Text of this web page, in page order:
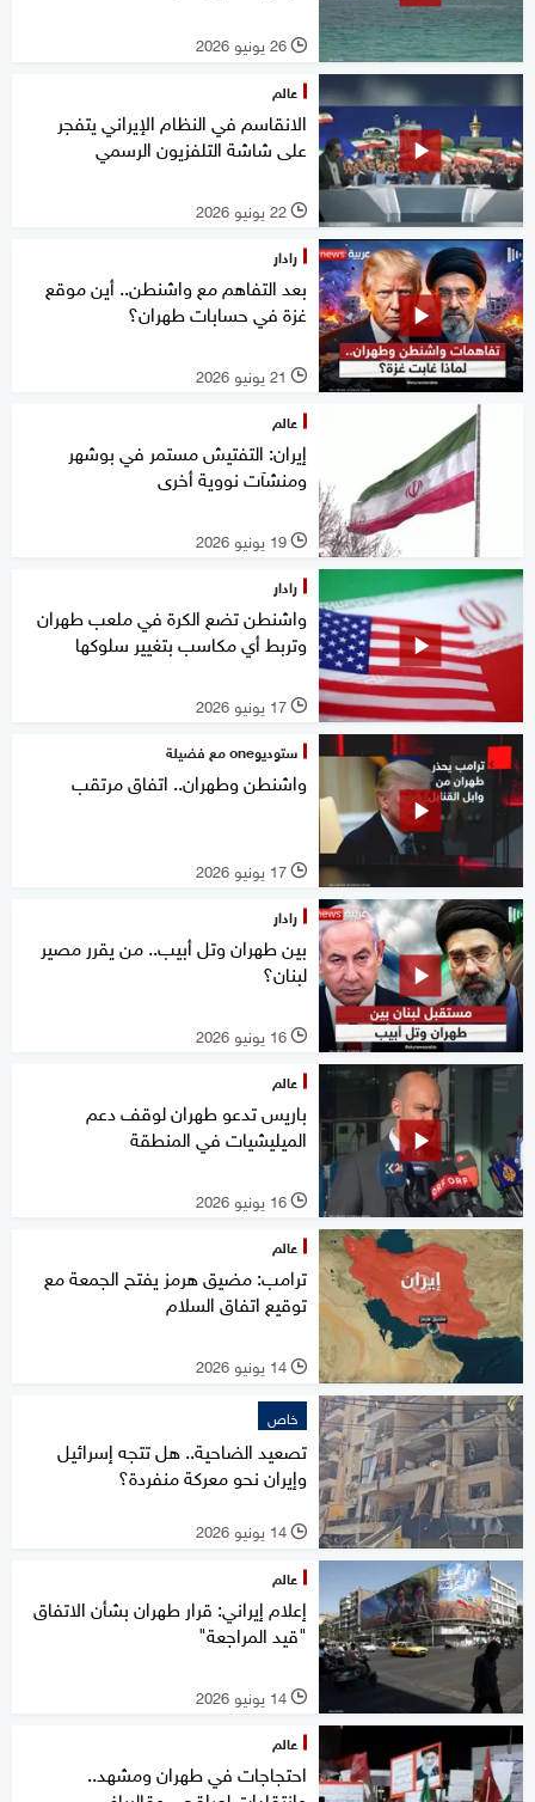
l 26 يونيو 2026
عالم
الانقاسم في النظام الإيراني يتفجر
على شاشة التلفزيون الرسمي
l 22 يونيو 2026
رادار
بعد التفاهم مع واشنطن.. أين موقع
غزة في حسابات طهران؟
l 21 يونيو 2026
عالم
إيران: التفتيش مستمر في بوشهر
ومنشآت نووية أخرى
l 19 يونيو 2026
رادار
واشنطن تضع الكرة في ملعب طهران
وتربط أي مكاسب بتغيير سلوكها
l 17 يونيو 2026
ستوديوone مع فضيلة
واشنطن وطهران.. اتفاق مرتقب
l 17 يونيو 2026
رادار
بين طهران وتل أبيب.. من يقرر مصير
لبنان؟
l 16 يونيو 2026
عالم
باريس تدعو طهران لوقف دعم
الميليشيات في المنطقة
l 16 يونيو 2026
عالم
ترامب: مضيق هرمز يفتح الجمعة مع
توقيع اتفاق السلام
l 14 يونيو 2026
خاص
تصعيد الضاحية.. هل تتجه إسرائيل
وإيران نحو معركة منفردة؟
l 14 يونيو 2026
عالم
إعلام إيراني: قرار طهران بشأن الاتفاق
"قيد المراجعة"
l 14 يونيو 2026
عالم
احتجاجات في طهران ومشهد..